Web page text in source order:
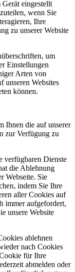
eingestellt
wenn Sie
Ihre
zu unserer Website
um
Einstellungen
Arten von
unseren Websites
können.
Ihnen die auf unserer
zur Verfügung zu
verfügbaren Dienste
die Ablehnung
Webseite. Sie
indem Sie Ihre
aller Cookies auf
immer aufgefordert,
unsere Website
ablehnen
nach Cookies
für Ihre
abmelden oder